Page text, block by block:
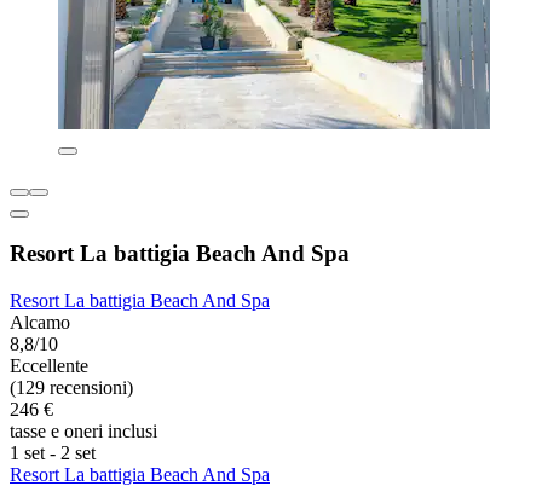
Resort La battigia Beach And Spa
Resort La battigia Beach And Spa
Alcamo
8,8/10
Eccellente
(129 recensioni)
246 €
tasse e oneri inclusi
1 set - 2 set
Resort La battigia Beach And Spa